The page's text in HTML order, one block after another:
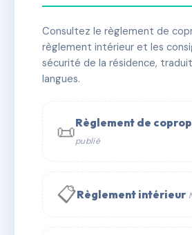
✓ Immatriculée 🏠 19 lots 🏗
📞 Contacter Syndic Digital
Consultez le règlement de
règlement intérieur et les
sécurité de la résidence,
langues.
📜Règlement de
publié
📋Règlement intérieur